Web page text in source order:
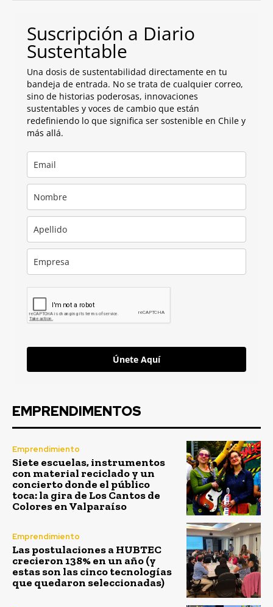
Suscripción a Diario
Sustentable
Una dosis de sustentabilidad directamente en tu
bandeja de entrada. No se trata de cualquier correo,
sino de historias poderosas, innovaciones
sustentables y voces de cambio que están
redefiniendo lo que significa ser sostenible en Chile y
más allá.
Únete Aquí
EMPRENDIMENTOS
Emprendimiento
Siete escuelas, instrumentos
con material reciclado y un
concierto donde el público
toca: la gira de Los Cantos de
Colores en Valparaíso
Emprendimiento
Las postulaciones a HUBTEC
crecieron 138% en un año (y
estas son las cinco tecnologías
que quedaron seleccionadas)